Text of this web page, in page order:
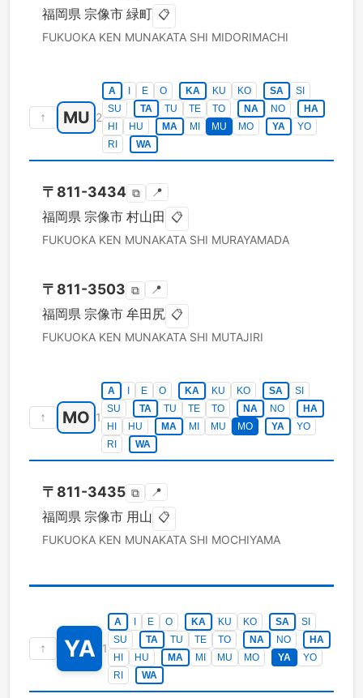
福岡県 宗像市 緑町 📋
FUKUOKA KEN MUNAKATA SHI MIDORIMACHI
↑ MU 2
A E O KA KU KO SA
SI
SU
TA TU TE TO NA NO
HA
HI
HU MA MI MU MO YA
YO
RI
WA
〒 811-3434 ⧉ 📍
福岡県 宗像市 村山田 📋
FUKUOKA KEN MUNAKATA SHI MURAYAMADA
〒 811-3503 ⧉ 📍
福岡県 宗像市 牟田尻 📋
FUKUOKA KEN MUNAKATA SHI MUTAJIRI
↑ MO 1
A E O KA KU KO SA
SI
SU
TA TU TE TO NA NO
HA
HI
HU MA MI MU MO YA
YO
RI
WA
〒 811-3435 ⧉ 📍
福岡県 宗像市 用山 📋
FUKUOKA KEN MUNAKATA SHI MOCHIYAMA
↑ YA 1
A E O KA KU KO SA
SI
SU
TA TU TE TO NA NO
HA
HI
HU MA MI MU MO YA
YO
RI
WA